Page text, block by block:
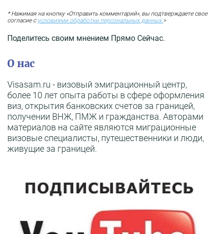
* Нажимая на кнопку «Отправить комментарий», вы подтверждаете свое
согласие с условиями обработки персональных данных.>
Поделитесь своим мнением Прямо Сейчас.
О нас
Visasam.ru - визовый эмиграционный центр,
более 10 лет опыта работы в сфере оформления
виз, открытия банковских счетов за границей,
получении ВНЖ, ПМЖ и гражданства. Авторами
материалов на сайте являются миграционные
визовые специалисты, путешественники и люди,
живущие за границей.